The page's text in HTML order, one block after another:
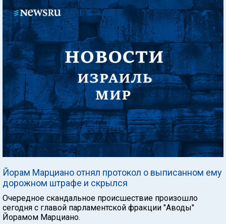
Йорам Марциано отнял протокол о выписанном ему
дорожном штрафе и скрылся
Очередное скандальное происшествие произошло
сегодня с главой парламентской фракции "Аводы"
Йорамом Марциано.